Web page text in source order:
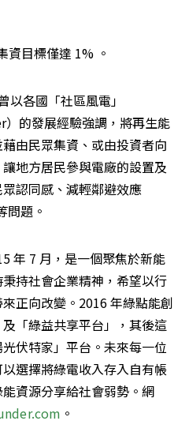
資目標僅達 1% 。
以各國「社區風電」
的發展經驗強調，將再生能
由民眾集資、或由投資者向
地方居民參與電廠的設置及
認同感、減輕鄰避效應
問題。
年 7 月，是一個聚焦於新能
持社會企業精神，希望以行
正向改變。2016 年綠點能創
「綠益共享平台」，其後這
伏特家」平台。未來每一位
選擇將綠電收入存入自有帳
資源分享給社會弱勢。網
。